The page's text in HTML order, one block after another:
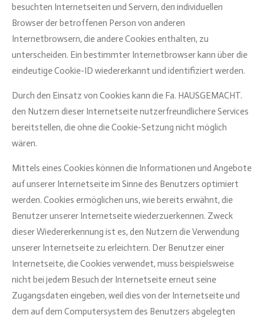
besuchten Internetseiten und Servern, den individuellen
Browser der betroffenen Person von anderen
Internetbrowsern, die andere Cookies enthalten, zu
unterscheiden. Ein bestimmter Internetbrowser kann über die
eindeutige Cookie-ID wiedererkannt und identifiziert werden.
Durch den Einsatz von Cookies kann die Fa. HAUSGEMACHT.
den Nutzern dieser Internetseite nutzerfreundlichere Services
bereitstellen, die ohne die Cookie-Setzung nicht möglich
wären.
Mittels eines Cookies können die Informationen und Angebote
auf unserer Internetseite im Sinne des Benutzers optimiert
werden. Cookies ermöglichen uns, wie bereits erwähnt, die
Benutzer unserer Internetseite wiederzuerkennen. Zweck
dieser Wiedererkennung ist es, den Nutzern die Verwendung
unserer Internetseite zu erleichtern. Der Benutzer einer
Internetseite, die Cookies verwendet, muss beispielsweise
nicht bei jedem Besuch der Internetseite erneut seine
Zugangsdaten eingeben, weil dies von der Internetseite und
dem auf dem Computersystem des Benutzers abgelegten